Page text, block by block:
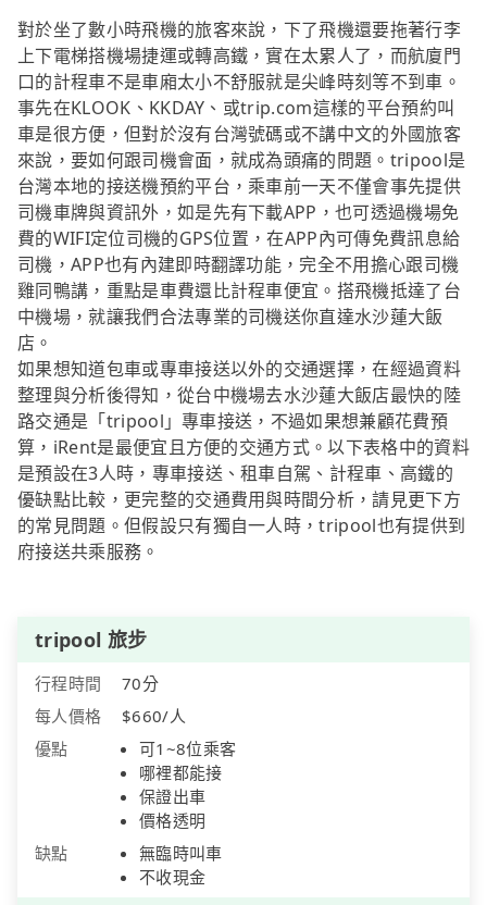
對於坐了數小時飛機的旅客來說，下了飛機還要拖著行李
上下電梯搭機場捷運或轉高鐵，實在太累人了，而航廈門
口的計程車不是車廂太小不舒服就是尖峰時刻等不到車。
事先在KLOOK、KKDAY、或trip.com這樣的平台預約叫
車是很方便，但對於沒有台灣號碼或不講中文的外國旅客
來說，要如何跟司機會面，就成為頭痛的問題。tripool是
台灣本地的接送機預約平台，乘車前一天不僅會事先提供
司機車牌與資訊外，如是先有下載APP，也可透過機場免
費的WIFI定位司機的GPS位置，在APP內可傳免費訊息給
司機，APP也有內建即時翻譯功能，完全不用擔心跟司機
雞同鴨講，重點是車費還比計程車便宜。搭飛機抵達了台
中機場，就讓我們合法專業的司機送你直達水沙蓮大飯
店。
如果想知道包車或專車接送以外的交通選擇，在經過資料
整理與分析後得知，從台中機場去水沙蓮大飯店最快的陸
路交通是「tripool」專車接送，不過如果想兼顧花費預
算，iRent是最便宜且方便的交通方式。以下表格中的資料
是預設在3人時，專車接送、租車自駕、計程車、高鐵的
優缺點比較，更完整的交通費用與時間分析，請見更下方
的常見問題。但假設只有獨自一人時，tripool也有提供到
府接送共乘服務。
tripool 旅步
行程時間
70分
每人價格
$660/人
優點
可1~8位乘客
哪裡都能接
保證出車
價格透明
缺點
無臨時叫車
不收現金